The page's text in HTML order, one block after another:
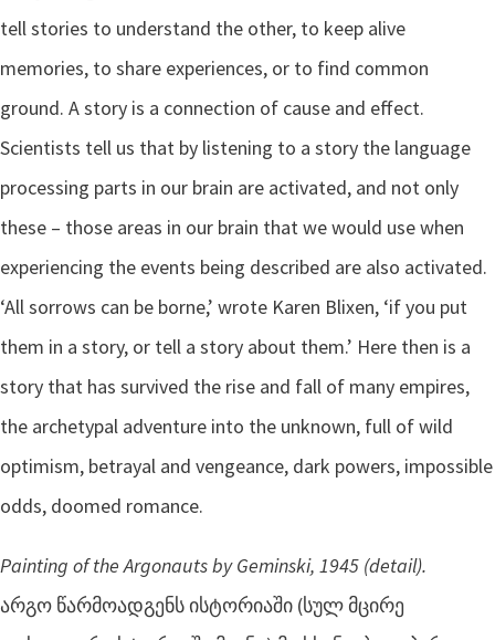
tell stories to understand the other, to keep alive
memories, to share experiences, or to find common
ground. A story is a connection of cause and effect.
Scientists tell us that by listening to a story the language
processing parts in our brain are activated, and not only
these – those areas in our brain that we would use when
experiencing the events being described are also activated.
‘All sorrows can be borne,’ wrote Karen Blixen, ‘if you put
them in a story, or tell a story about them.’ Here then is a
story that has survived the rise and fall of many empires,
the archetypal adventure into the unknown, full of wild
optimism, betrayal and vengeance, dark powers, impossible
odds, doomed romance.
Painting of the Argonauts by Geminski, 1945 (detail).
არგო წარმოადგენს ისტორიაში (სულ მცირე